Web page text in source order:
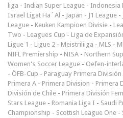
liga - Indian Super League - Indonesia
Israel Ligat Ha`Al - Japan - J1 League -
League - Keuken Kampioen Divisie -
Two - Leagues Cup - Liga de
Ligue 1 - Ligue 2 - Meistriliiga - MLS -
NIFL Premiership - NISA - Northern
Women's Soccer League - Oefen-
- ÖFB-Cup - Paraguay Primera División
Primera A - Primera Division - Primera
División de Chile - Primera División
Stars League - Romania Liga I - Saudi
Championship - Scottish League One -